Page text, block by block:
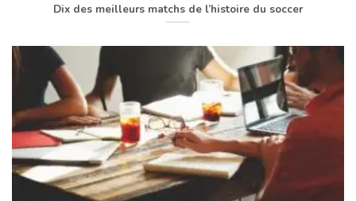
Dix des meilleurs matchs de l’histoire du soccer